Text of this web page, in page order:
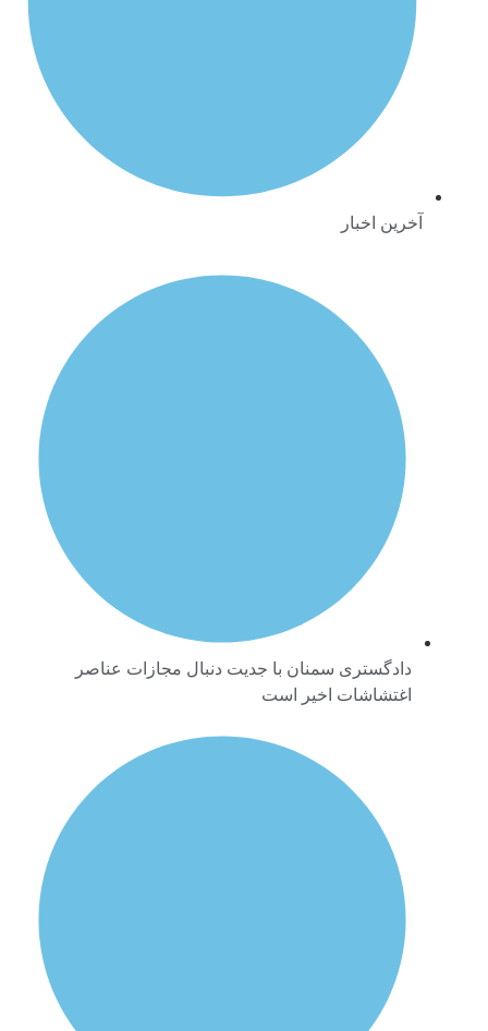
آخرین اخبار
دادگستری سمنان با جدیت دنبال مجازات عناصر
اغتشاشات اخیر است